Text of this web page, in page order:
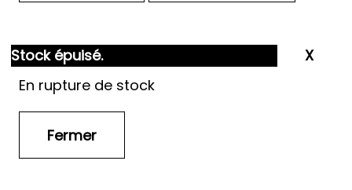
Stock épuisé.
En rupture de stock